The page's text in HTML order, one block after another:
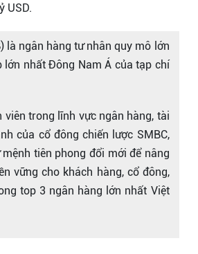
USD.
là ngân hàng tư nhân quy mô lớn
lớn nhất Đông Nam Á của tạp chí
trong lĩnh vực ngân hàng, tài
của cổ đông chiến lược SMBC,
tiên phong đổi mới để nâng
vững cho khách hàng, cổ đông,
top 3 ngân hàng lớn nhất Việt